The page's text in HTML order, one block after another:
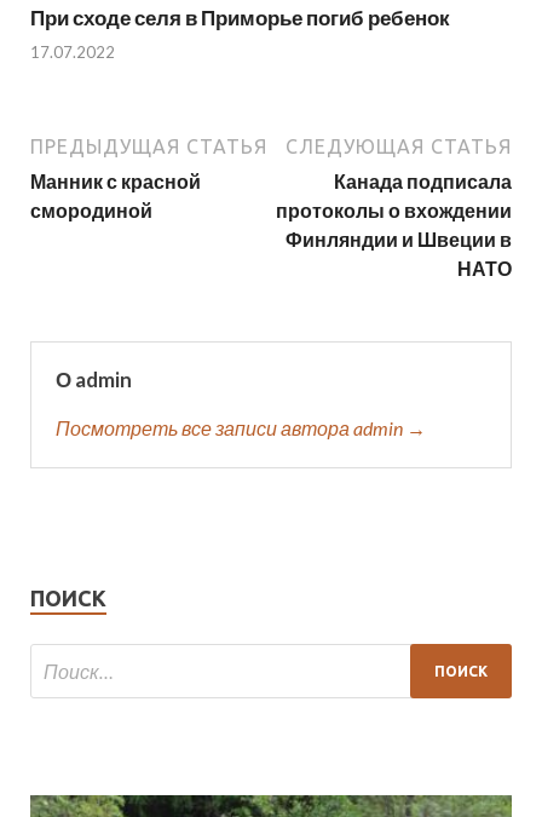
При сходе селя в Приморье погиб ребенок
17.07.2022
ПРЕДЫДУЩАЯ СТАТЬЯ
Манник с красной
смородиной
СЛЕДУЮЩАЯ СТАТЬЯ
Канада подписала
протоколы о вхождении
Финляндии и Швеции в
НАТО
О admin
Посмотреть все записи автора admin →
ПОИСК